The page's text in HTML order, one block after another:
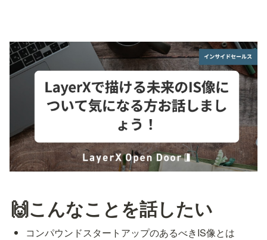
🙌こんなことを話したい
コンパウンドスタートアップのあるべきIS像とは